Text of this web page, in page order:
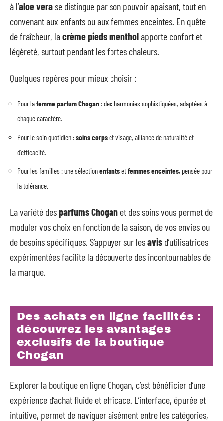
à l’aloe verase distingue par son pouvoir apaisant, tout en
convenant aux enfants ou aux femmes enceintes. En quête
de fraîcheur, lacrème pieds mentholapporte confort et
légèreté, surtout pendant les fortes chaleurs.
Quelques repères pour mieux choisir :
Pour lafemme parfum Chogan : des harmonies sophistiquées, adaptées à
chaque caractère.
Pour le soin quotidien :soins corpset visage, alliance de naturalité et
d’efficacité.
Pour les familles : une sélectionenfantsetfemmes enceintes, pensée pour
la tolérance.
La variété desparfums Chogan et des soins vous permet de
moduler vos choix en fonction de la saison, de vos envies ou
de besoins spécifiques. S’appuyer sur lesavis d’utilisatrices
expérimentées facilite la découverte des incontournables de
la marque.
Des achats en ligne facilités :
découvrez les avantages
exclusifs de la boutique
Chogan
Explorer la boutique en ligne Chogan, c’est bénéficier d’une
expérience d’achat fluide et efficace. L’interface, épurée et
intuitive, permet de naviguer aisément entre les catégories,